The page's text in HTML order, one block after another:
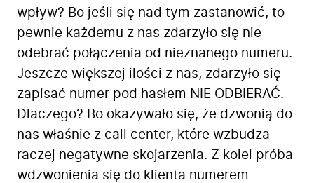
wpływ? Bo jeśli się nad tym zastanowić, to
pewnie każdemu z nas zdarzyło się nie
odebrać połączenia od nieznanego numeru.
Jeszcze większej ilości z nas, zdarzyło się
zapisać numer pod hasłem NIE ODBIERAĆ.
Dlaczego? Bo okazywało się, że dzwonią do
nas właśnie z call center, które wzbudza
raczej negatywne skojarzenia. Z kolei próba
wdzwonienia się do klienta numerem